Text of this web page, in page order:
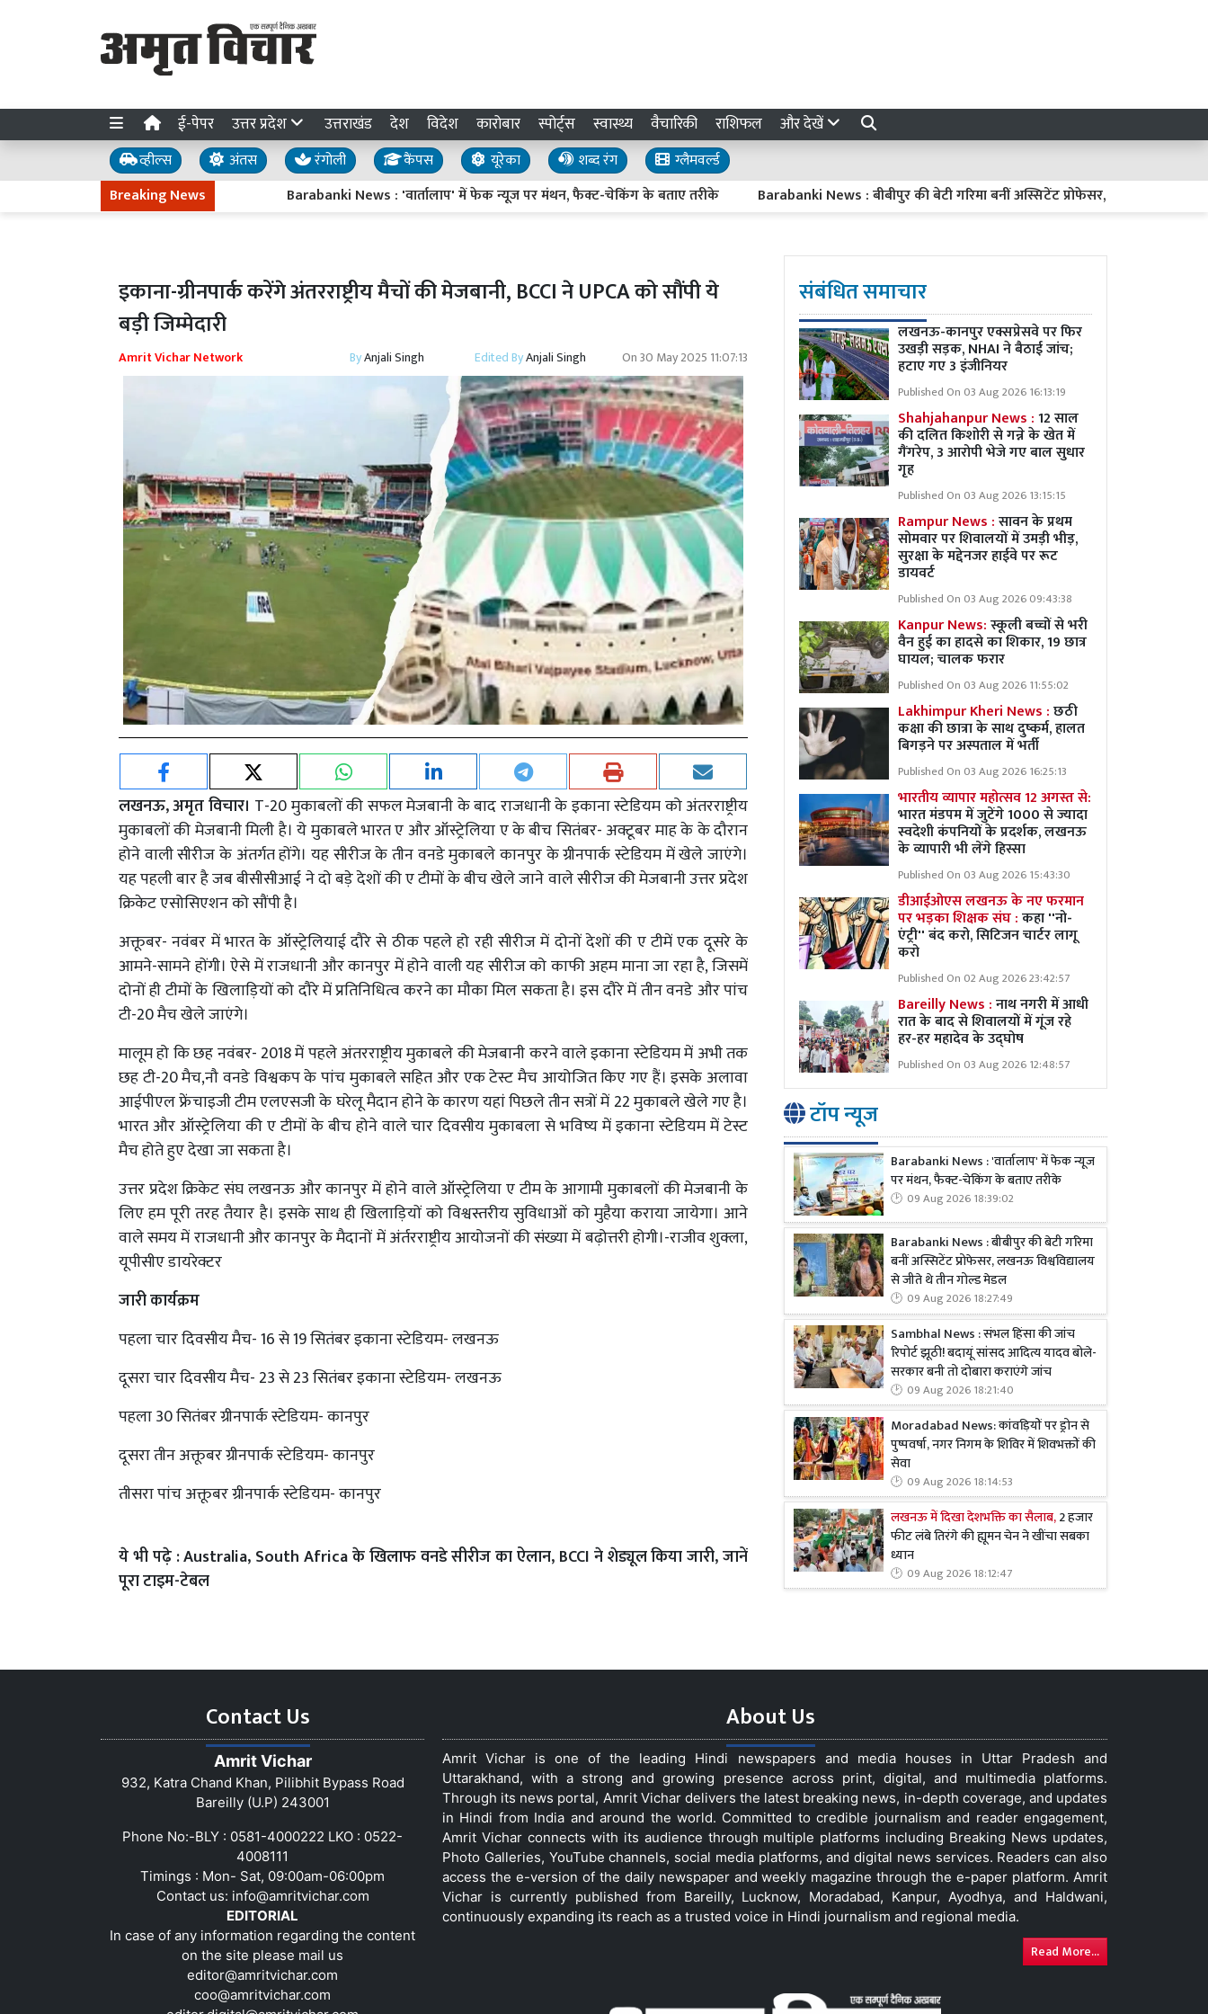
ई-पेपर उत्तर प्रदेश उत्तराखंड देश विदेश कारोबार स्पोर्ट्स स्वास्थ्य वैचारिकी राशिफल और देखें
व्हील्स अंतस रंगोली कैंपस यूरेका शब्द रंग
ग्लैमवर्ल्ड
Breaking News
Barabanki News : 'वार्तालाप' में फेक न्यूज पर मंथन, फैक्ट-चेकिंग के बताए तरीके Barabanki News : बीबीपुर की बेटी गरिमा बनीं अस्सिटेंट प्रोफेसर, लखनऊ विश्वविद्यालय से
इकाना-ग्रीनपार्क करेंगे अंतरराष्ट्रीय मैचों की मेजबानी, BCCI ने UPCA को सौंपी ये
बड़ी जिम्मेदारी
Amrit Vichar Network ByAnjali Singh Edited ByAnjali Singh On30 May 2025 11:07:13
लखनऊ, अमृत विचार। T-20 मुकाबलों की सफल मेजबानी के बाद राजधानी के इकाना स्टेडियम को अंतरराष्ट्रीय
मुकाबलों की मेजबानी मिली है। ये मुकाबले भारत ए और ऑस्ट्रेलिया ए के बीच सितंबर- अक्टूबर माह के के दौरान
होने वाली सीरीज के अंतर्गत होंगे। यह सीरीज के तीन वनडे मुकाबले कानपुर के ग्रीनपार्क स्टेडियम में खेले जाएंगे।
यह पहली बार है जब बीसीसीआई ने दो बड़े देशों की ए टीमों के बीच खेले जाने वाले सीरीज की मेजबानी उत्तर प्रदेश
क्रिकेट एसोसिएशन को सौंपी है।
अक्तूबर- नवंबर में भारत के ऑस्ट्रेलियाई दौरे से ठीक पहले हो रही सीरीज में दोनों देशों की ए टीमें एक दूसरे के
आमने-सामने होंगी। ऐसे में राजधानी और कानपुर में होने वाली यह सीरीज को काफी अहम माना जा रहा है, जिसमें
दोनों ही टीमों के खिलाड़ियों को दौरे में प्रतिनिधित्व करने का मौका मिल सकता है। इस दौरे में तीन वनडे और पांच
टी-20 मैच खेले जाएंगे।
मालूम हो कि छह नवंबर- 2018 में पहले अंतरराष्ट्रीय मुकाबले की मेजबानी करने वाले इकाना स्टेडियम में अभी तक
छह टी-20 मैच,नौ वनडे विश्वकप के पांच मुकाबले सहित और एक टेस्ट मैच आयोजित किए गए हैं। इसके अलावा
आईपीएल फ्रेंचाइजी टीम एलएसजी के घरेलू मैदान होने के कारण यहां पिछले तीन सत्रों में 22 मुकाबले खेले गए है।
भारत और ऑस्ट्रेलिया की ए टीमों के बीच होने वाले चार दिवसीय मुकाबला से भविष्य में इकाना स्टेडियम में टेस्ट
मैच होते हुए देखा जा सकता है।
उत्तर प्रदेश क्रिकेट संघ लखनऊ और कानपुर में होने वाले ऑस्ट्रेलिया ए टीम के आगामी मुकाबलों की मेजबानी के
लिए हम पूरी तरह तैयार है। इसके साथ ही खिलाड़ियों को विश्वस्तरीय सुविधाओं को मुहैया कराया जायेगा। आने
वाले समय में राजधानी और कानपुर के मैदानों में अंर्तरराष्ट्रीय आयोजनों की संख्या में बढ़ोत्तरी होगी।-राजीव शुक्ला,
यूपीसीए डायरेक्टर
जारी कार्यक्रम
पहला चार दिवसीय मैच- 16 से 19 सितंबर इकाना स्टेडियम- लखनऊ
दूसरा चार दिवसीय मैच- 23 से 23 सितंबर इकाना स्टेडियम- लखनऊ
पहला 30 सितंबर ग्रीनपार्क स्टेडियम- कानपुर
दूसरा तीन अक्तूबर ग्रीनपार्क स्टेडियम- कानपुर
तीसरा पांच अक्तूबर ग्रीनपार्क स्टेडियम- कानपुर
ये भी पढ़े :Australia, South Africa के खिलाफ वनडे सीरीज का ऐलान, BCCI ने शेड्यूल किया जारी, जानें
पूरा टाइम-टेबल
संबंधित समाचार
लखनऊ-कानपुर एक्सप्रेसवे पर फिर
उखड़ी सड़क, NHAI ने बैठाई जांच;
हटाए गए 3 इंजीनियर
Published On 03 Aug 2026 16:13:19
Shahjahanpur News :12 साल
की दलित किशोरी से गन्ने के खेत में
गैंगरेप, 3 आरोपी भेजे गए बाल सुधार
गृह
Published On 03 Aug 2026 13:15:15
Rampur News :सावन के प्रथम
सोमवार पर शिवालयों में उमड़ी भीड़,
सुरक्षा के मद्देनजर हाईवे पर रूट
डायवर्ट
Published On 03 Aug 2026 09:43:38
Kanpur News:स्कूली बच्चों से भरी
वैन हुई का हादसे का शिकार, 19 छात्र
घायल; चालक फरार
Published On 03 Aug 2026 11:55:02
Lakhimpur Kheri News :छठी
कक्षा की छात्रा के साथ दुष्कर्म, हालत
बिगड़ने पर अस्पताल में भर्ती
Published On 03 Aug 2026 16:25:13
भारतीय व्यापार महोत्सव 12 अगस्त से:
भारत मंडपम में जुटेंगे 1000 से ज्यादा
स्वदेशी कंपनियों के प्रदर्शक, लखनऊ
के व्यापारी भी लेंगे हिस्सा
Published On 03 Aug 2026 15:43:30
डीआईओएस लखनऊ के नए फरमान
पर भड़का शिक्षक संघ :कहा ''नो-
एंट्री'' बंद करो, सिटिजन चार्टर लागू
करो
Published On 02 Aug 2026 23:42:57
Bareilly News :नाथ नगरी में आधी
रात के बाद से शिवालयों में गूंज रहे
हर-हर महादेव के उद्घोष
Published On 03 Aug 2026 12:48:57
टॉप न्यूज
Barabanki News : 'वार्तालाप' में फेक न्यूज
पर मंथन, फैक्ट-चेकिंग के बताए तरीके
09 Aug 2026 18:39:02
Barabanki News : बीबीपुर की बेटी गरिमा
बनीं अस्सिटेंट प्रोफेसर, लखनऊ विश्वविद्यालय
से जीते थे तीन गोल्ड मेडल
09 Aug 2026 18:27:49
Sambhal News : संभल हिंसा की जांच
रिपोर्ट झूठी! बदायूं सांसद आदित्य यादव बोले-
सरकार बनी तो दोबारा कराएंगे जांच
09 Aug 2026 18:21:40
Moradabad News: कांवड़ियों पर ड्रोन से
पुष्पवर्षा, नगर निगम के शिविर में शिवभक्तों की
सेवा
09 Aug 2026 18:14:53
लखनऊ में दिखा देशभक्ति का सैलाब,2 हजार
फीट लंबे तिरंगे की ह्यूमन चेन ने खींचा सबका
ध्यान
09 Aug 2026 18:12:47
Contact Us
Amrit Vichar
932, Katra Chand Khan, Pilibhit Bypass Road
Bareilly (U.P) 243001
Phone No:-BLY : 0581-4000222 LKO : 0522-
4008111
Timings : Mon- Sat, 09:00am-06:00pm
Contact us: info@amritvichar.com
EDITORIAL
In case of any information regarding the content
on the site please mail us
editor@amritvichar.com
coo@amritvichar.com
About Us
Amrit Vichar is one of the leading Hindi newspapers and media houses in Uttar Pradesh and
Uttarakhand, with a strong and growing presence across print, digital, and multimedia platforms.
Through its news portal, Amrit Vichar delivers the latest breaking news, in-depth coverage, and updates
in Hindi from India and around the world. Committed to credible journalism and reader engagement,
Amrit Vichar connects with its audience through multiple platforms including Breaking News updates,
Photo Galleries, YouTube channels, social media platforms, and digital news services. Readers can also
access the e-version of the daily newspaper and weekly magazine through the e-paper platform. Amrit
Vichar is currently published from Bareilly, Lucknow, Moradabad, Kanpur, Ayodhya, and Haldwani,
continuously expanding its reach as a trusted voice in Hindi journalism and regional media.
Read More...